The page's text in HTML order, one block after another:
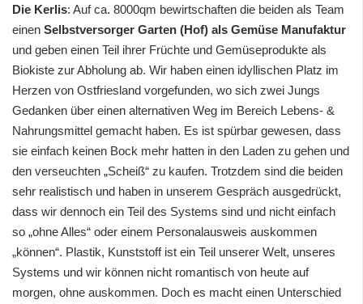
Die Kerlis: Auf ca. 8000qm bewirtschaften die beiden als Team
einen Selbstversorger Garten (Hof) als Gemüse Manufaktur
und geben einen Teil ihrer Früchte und Gemüseprodukte als
Biokiste zur Abholung ab. Wir haben einen idyllischen Platz im
Herzen von Ostfriesland vorgefunden, wo sich zwei Jungs
Gedanken über einen alternativen Weg im Bereich Lebens- &
Nahrungsmittel gemacht haben. Es ist spürbar gewesen, dass
sie einfach keinen Bock mehr hatten in den Laden zu gehen und
den verseuchten „Scheiß“ zu kaufen. Trotzdem sind die beiden
sehr realistisch und haben in unserem Gespräch ausgedrückt,
dass wir dennoch ein Teil des Systems sind und nicht einfach
so „ohne Alles“ oder einem Personalausweis auskommen
„können“. Plastik, Kunststoff ist ein Teil unserer Welt, unseres
Systems und wir können nicht romantisch von heute auf
morgen, ohne auskommen. Doch es macht einen Unterschied